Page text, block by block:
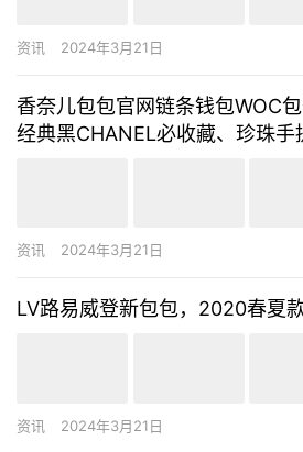
资讯 2024年3月21日
香奈儿包包官网链条钱包WOC包
经典黑CHANEL必收藏、珍珠手
资讯 2024年3月21日
LV路易威登新包包，2020春夏
资讯 2024年3月21日